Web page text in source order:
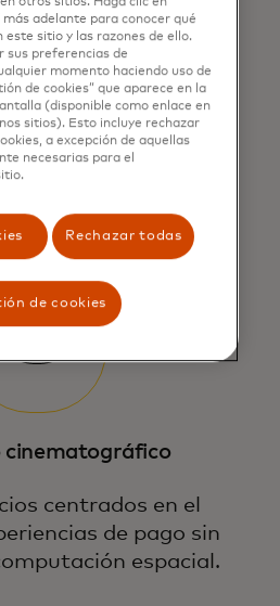
artificial
personalizar las
y potenciar la
del cliente.
cinematográfico
centrados en el
de pago sin
espacial.
más adelante para conocer qué
este sitio y las razones de ello.
sus preferencias de
momento haciendo uso de
de cookies” que aparece en la
(disponible como enlace en
sitios). Esto incluye rechazar
a excepción de aquellas
necesarias para el
Rechazar todas
de cookies